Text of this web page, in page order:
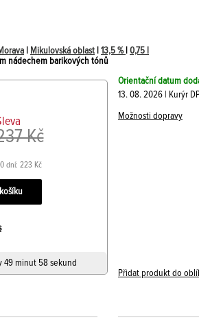
Mikulovská oblast 13,5 % 0,75 l
nádechem barikových tónů
Kč
dní: 223 Kč
49 minut 57 sekund
Orientační datum
13. 08. 2026 | Kurýr
Možnosti dopravy
Přidat produkt do